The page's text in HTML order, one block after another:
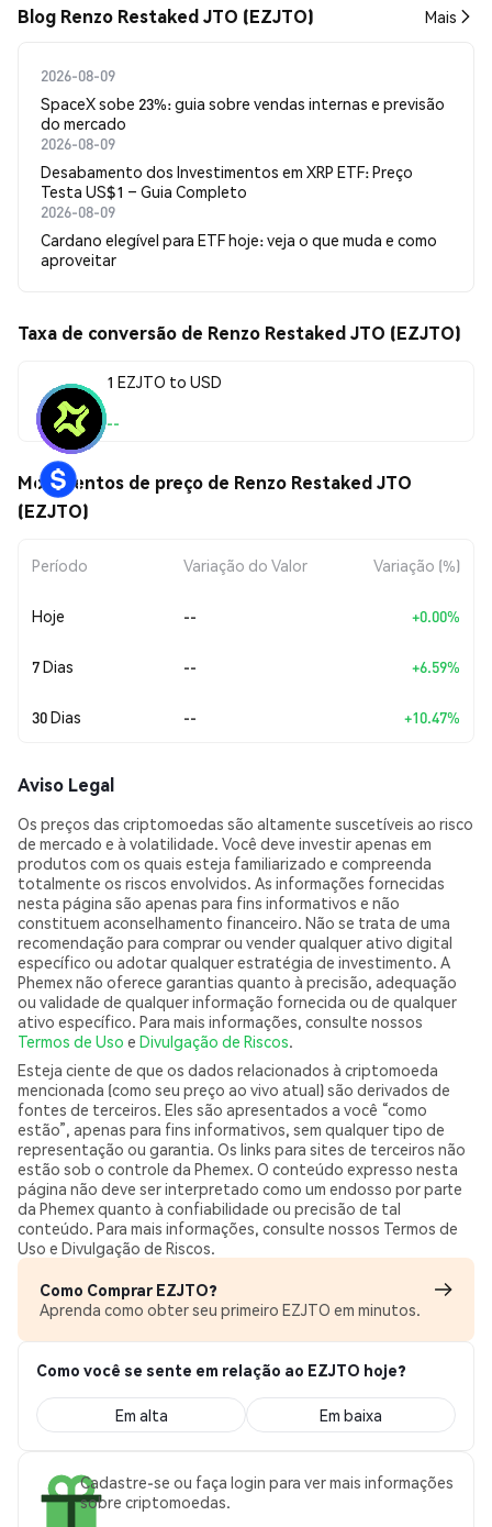
Blog Renzo Restaked JTO (EZJTO) Mais
2026-08-09
SpaceX sobe 23%: guia sobre vendas internas e previsão
do mercado
2026-08-09
Desabamento dos Investimentos em XRP ETF: Preço
Testa US$1 – Guia Completo
2026-08-09
Cardano elegível para ETF hoje: veja o que muda e como
aproveitar
Taxa de conversão de Renzo Restaked JTO (EZJTO)
1 EZJTO to USD
--
Movimentos de preço de Renzo Restaked JTO
(EZJTO)
Período Variação do Valor Variação (%)
Hoje -- +0.00%
7 Dias -- +6.59%
30 Dias -- +10.47%
Aviso Legal
Os preços das criptomoedas são altamente suscetíveis ao risco
de mercado e à volatilidade. Você deve investir apenas em
produtos com os quais esteja familiarizado e compreenda
totalmente os riscos envolvidos. As informações fornecidas
nesta página são apenas para fins informativos e não
constituem aconselhamento financeiro. Não se trata de uma
recomendação para comprar ou vender qualquer ativo digital
específico ou adotar qualquer estratégia de investimento. A
Phemex não oferece garantias quanto à precisão, adequação
ou validade de qualquer informação fornecida ou de qualquer
ativo específico. Para mais informações, consulte nossos
Termos de Uso e Divulgação de Riscos.
Esteja ciente de que os dados relacionados à criptomoeda
mencionada (como seu preço ao vivo atual) são derivados de
fontes de terceiros. Eles são apresentados a você “como
estão”, apenas para fins informativos, sem qualquer tipo de
representação ou garantia. Os links para sites de terceiros não
estão sob o controle da Phemex. O conteúdo expresso nesta
página não deve ser interpretado como um endosso por parte
da Phemex quanto à confiabilidade ou precisão de tal
conteúdo. Para mais informações, consulte nossos Termos de
Uso e Divulgação de Riscos.
Como Comprar EZJTO?
Aprenda como obter seu primeiro EZJTO em minutos.
Como você se sente em relação ao EZJTO hoje?
Em alta Em baixa
Cadastre-se ou faça login para ver mais informações
sobre criptomoedas.